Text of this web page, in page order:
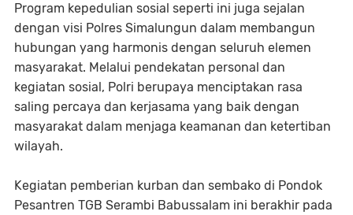
Program kepedulian sosial seperti ini juga sejalan
dengan visi Polres Simalungun dalam membangun
hubungan yang harmonis dengan seluruh elemen
masyarakat. Melalui pendekatan personal dan
kegiatan sosial, Polri berupaya menciptakan rasa
saling percaya dan kerjasama yang baik dengan
masyarakat dalam menjaga keamanan dan ketertiban
wilayah.
Kegiatan pemberian kurban dan sembako di Pondok
Pesantren TGB Serambi Babussalam ini berakhir pada